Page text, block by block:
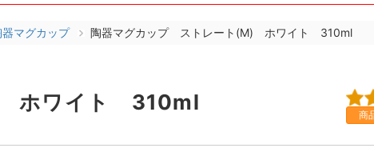
器マグカップ 陶器マグカップ ストレート(M) ホワイト 310ml
ホワイト 310ml
商